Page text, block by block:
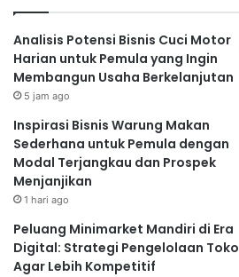
Analisis Potensi Bisnis Cuci Motor
Harian untuk Pemula yang Ingin
Membangun Usaha Berkelanjutan
5 jam ago
Inspirasi Bisnis Warung Makan
Sederhana untuk Pemula dengan
Modal Terjangkau dan Prospek
Menjanjikan
1 hari ago
Peluang Minimarket Mandiri di Era
Digital: Strategi Pengelolaan Toko
Agar Lebih Kompetitif